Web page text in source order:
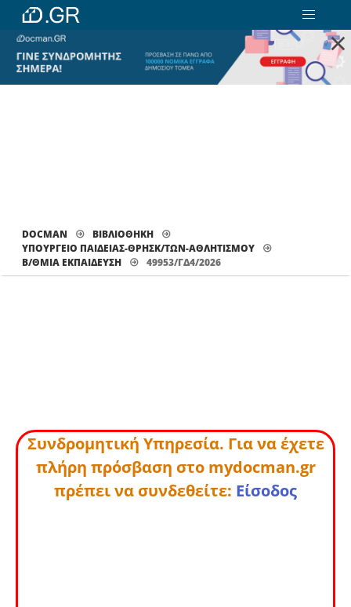
×
DOCMAN
ΒΙΒΛΙΟΘΗΚΗ
ΥΠΟΥΡΓΕΙΟ ΠΑΙΔΕΙΑΣ-ΘΡΗΣΚ/ΤΩΝ-ΑΘΛΗΤΙΣΜΟΥ
Β/ΘΜΙΑ ΕΚΠΑΊΔΕΥΣΗ
49953/ΓΔ4/2026
Συνδρομητική Υπηρεσία. Για να έχετε
πλήρη πρόσβαση στο mydocman.gr
πρέπει να συνδεθείτε: Είσοδος